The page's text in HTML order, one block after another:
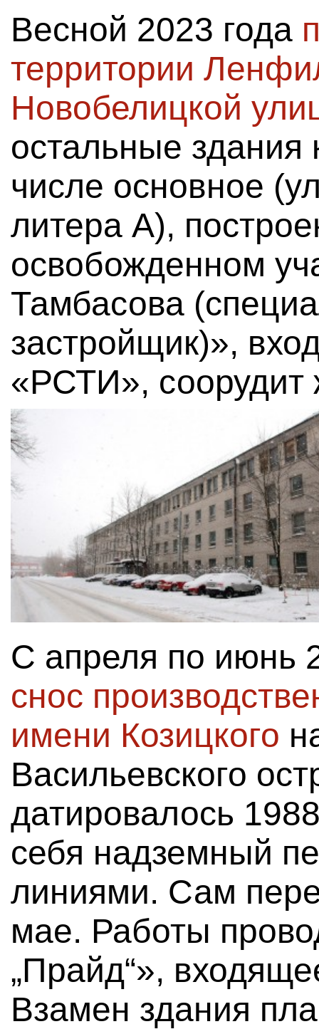
Весной 2023 года
территории
Новобелицкой
остальные здания
числе основное
литера А),
освобожденном
Тамбасова
застройщик)»,
«РСТИ», соорудит
С апреля по июнь
снос
имени Козицкого
Васильевского
датировалось
себя надземный
линиями. Сам
мае. Работы
„Прайд“»,
Взамен здания